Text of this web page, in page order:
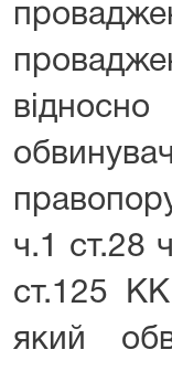
ч.1 ст.28
ст.125
який